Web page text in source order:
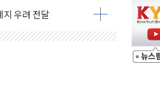
원, 작년의 3분의 1